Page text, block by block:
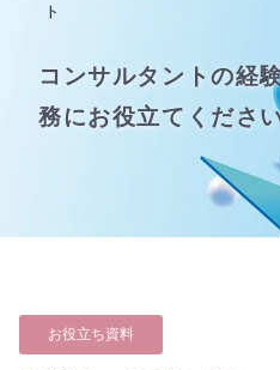
ト
コンサルタントの経
務にお役立てくださ
お役立ち資料